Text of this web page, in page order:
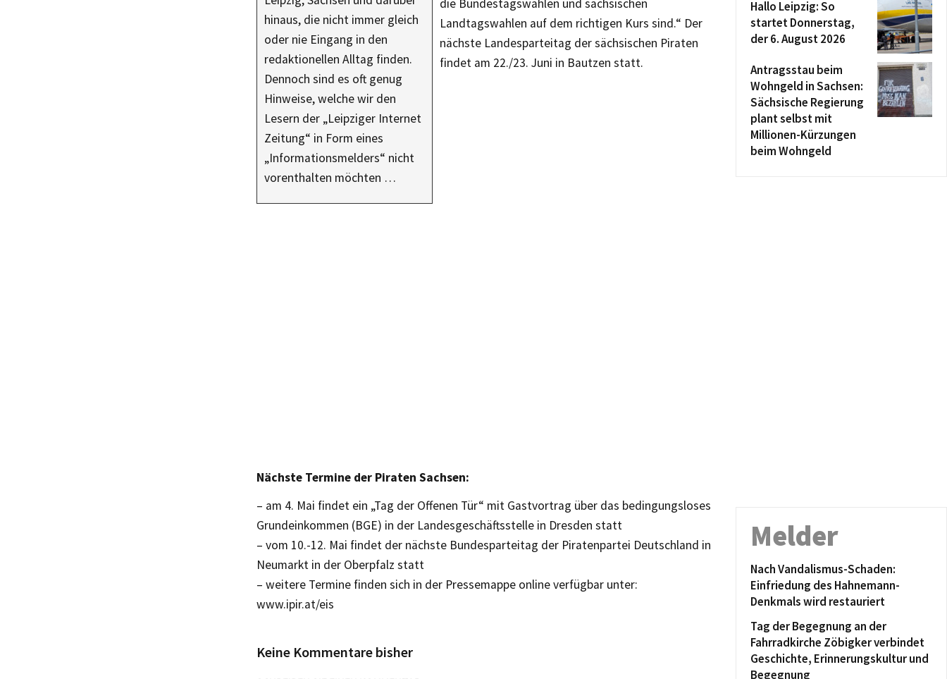
hinaus, die nicht immer gleich
oder nie Eingang in den
redaktionellen Alltag finden.
Dennoch sind es oft genug
Hinweise, welche wir den
Lesern der „Leipziger Internet
Zeitung“ in Form eines
„Informationsmelders“ nicht
vorenthalten möchten …
die Bundestagswahlen und sächsischen
Landtagswahlen auf dem richtigen Kurs sind.“ Der
nächste Landesparteitag der sächsischen Piraten
findet am 22./23. Juni in Bautzen statt.
Nächste Termine der Piraten Sachsen:
– am 4. Mai findet ein „Tag der Offenen Tür“ mit Gastvortrag über das bedingungsloses
Grundeinkommen (BGE) in der Landesgeschäftsstelle in Dresden statt
– vom 10.-12. Mai findet der nächste Bundesparteitag der Piratenpartei Deutschland in
Neumarkt in der Oberpfalz statt
– weitere Termine finden sich in der Pressemappe online verfügbar unter:
www.ipir.at/eis
Keine Kommentare bisher
Hallo Leipzig: So
startet Donnerstag,
der 6. August 2026
Antragsstau beim
Wohngeld in Sachsen:
Sächsische Regierung
plant selbst mit
Millionen-Kürzungen
beim Wohngeld
Melder
Nach Vandalismus-Schaden:
Einfriedung des Hahnemann-
Denkmals wird restauriert
Tag der Begegnung an der
Fahrradkirche Zöbigker verbindet
Geschichte, Erinnerungskultur und
Begegnung